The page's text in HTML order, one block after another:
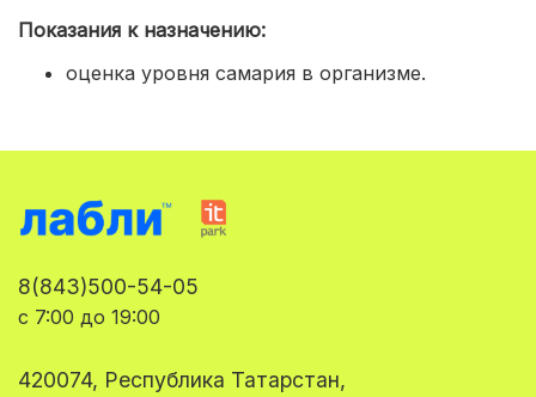
Показания к назначению:
оценка уровня самария в организме.
8(843)500-54-05
с 7:00 до 19:00
420074, Республика Татарстан,